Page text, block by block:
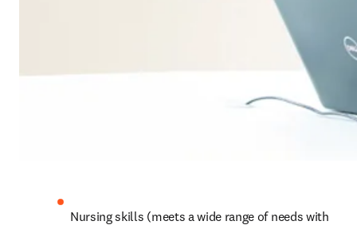
Nursing skills (meets a wide range of needs with